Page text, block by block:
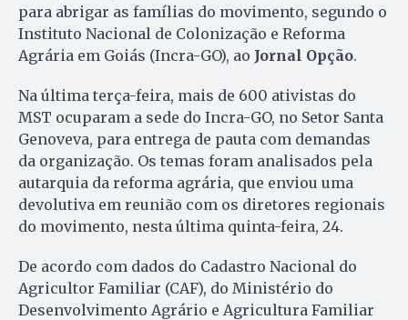
para abrigar as famílias do movimento, segundo o
Instituto Nacional de Colonização e Reforma
Agrária em Goiás (Incra-GO), ao Jornal Opção.
Na última terça-feira, mais de 600 ativistas do
MST ocuparam a sede do Incra-GO, no Setor Santa
Genoveva, para entrega de pauta com demandas
da organização. Os temas foram analisados pela
autarquia da reforma agrária, que enviou uma
devolutiva em reunião com os diretores regionais
do movimento, nesta última quinta-feira, 24.
De acordo com dados do Cadastro Nacional do
Agricultor Familiar (CAF), do Ministério do
Desenvolvimento Agrário e Agricultura Familiar